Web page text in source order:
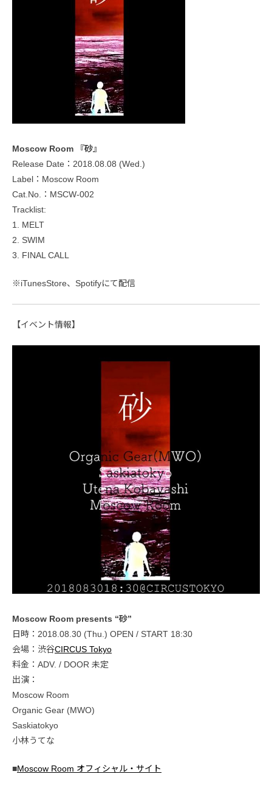
Moscow Room 『砂』
Release Date：2018.08.08 (Wed.)
Label：Moscow Room
Cat.No.：MSCW-002
Tracklist:
1. MELT
2. SWIM
3. FINAL CALL
※iTunesStore、Spotifyにて配信
【イベント情報】
Moscow Room presents “砂”
日時：2018.08.30 (Thu.) OPEN / START 18:30
会場：渋谷CIRCUS Tokyo
料金：ADV. / DOOR 未定
出演：
Moscow Room
Organic Gear (MWO)
Saskiatokyo
小林うてな
■Moscow Room オフィシャル・サイト